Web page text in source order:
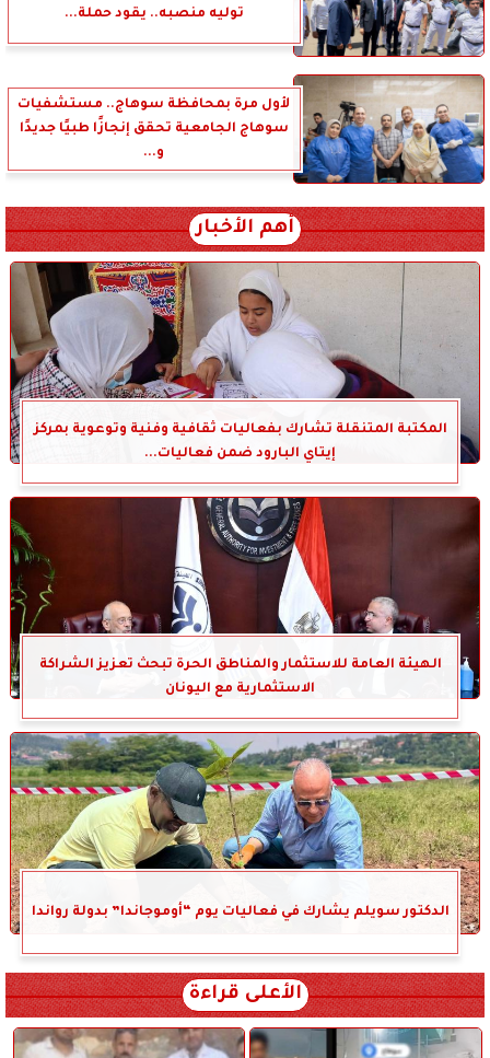
توليه منصبه.. يقود حملة...
لأول مرة بمحافظة سوهاج.. مستشفيات
سوهاج الجامعية تحقق إنجازًا طبيًا جديدًا
و...
أهم الأخبار
المكتبة المتنقلة تشارك بفعاليات ثقافية وفنية وتوعوية بمركز
إيتاي البارود ضمن فعاليات...
الهيئة العامة للاستثمار والمناطق الحرة تبحث تعزيز الشراكة
الاستثمارية مع اليونان
الدكتور سويلم يشارك في فعاليات يوم “أوموجاندا” بدولة رواندا
الأعلى قراءة